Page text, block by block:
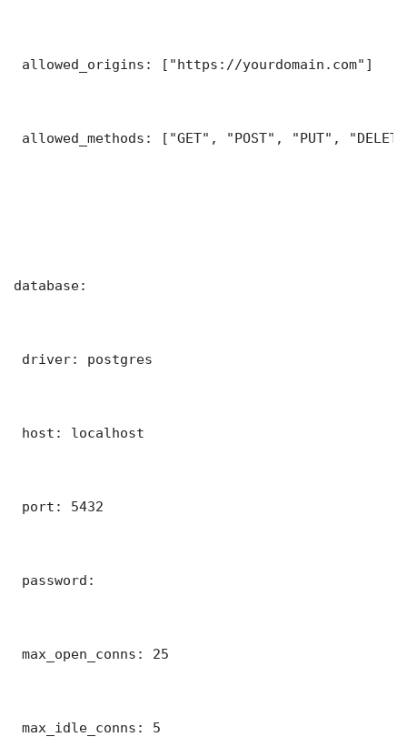
allowed_origins: ["https://yourdomain.com"]
allowed_methods: ["GET", "POST", "PUT",
database:
driver: postgres
host: localhost
port: 5432
password:
max_open_conns: 25
max_idle_conns: 5